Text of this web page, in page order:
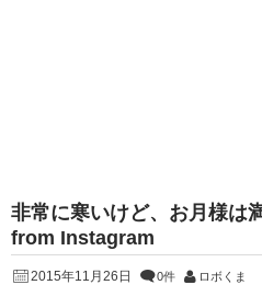
非常に寒いけど、お月様は
from Instagram
2015年11月26日 0件 ロボくま